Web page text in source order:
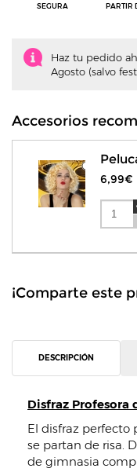
SEGURA
PARTIR
Haz tu pedido
Agosto (salvo
Accesorios
6,99€
¡Comparte este
DESCRIPCIÓN
Disfraz Profesora
El disfraz perfecto
se partan de risa.
de gimnasia